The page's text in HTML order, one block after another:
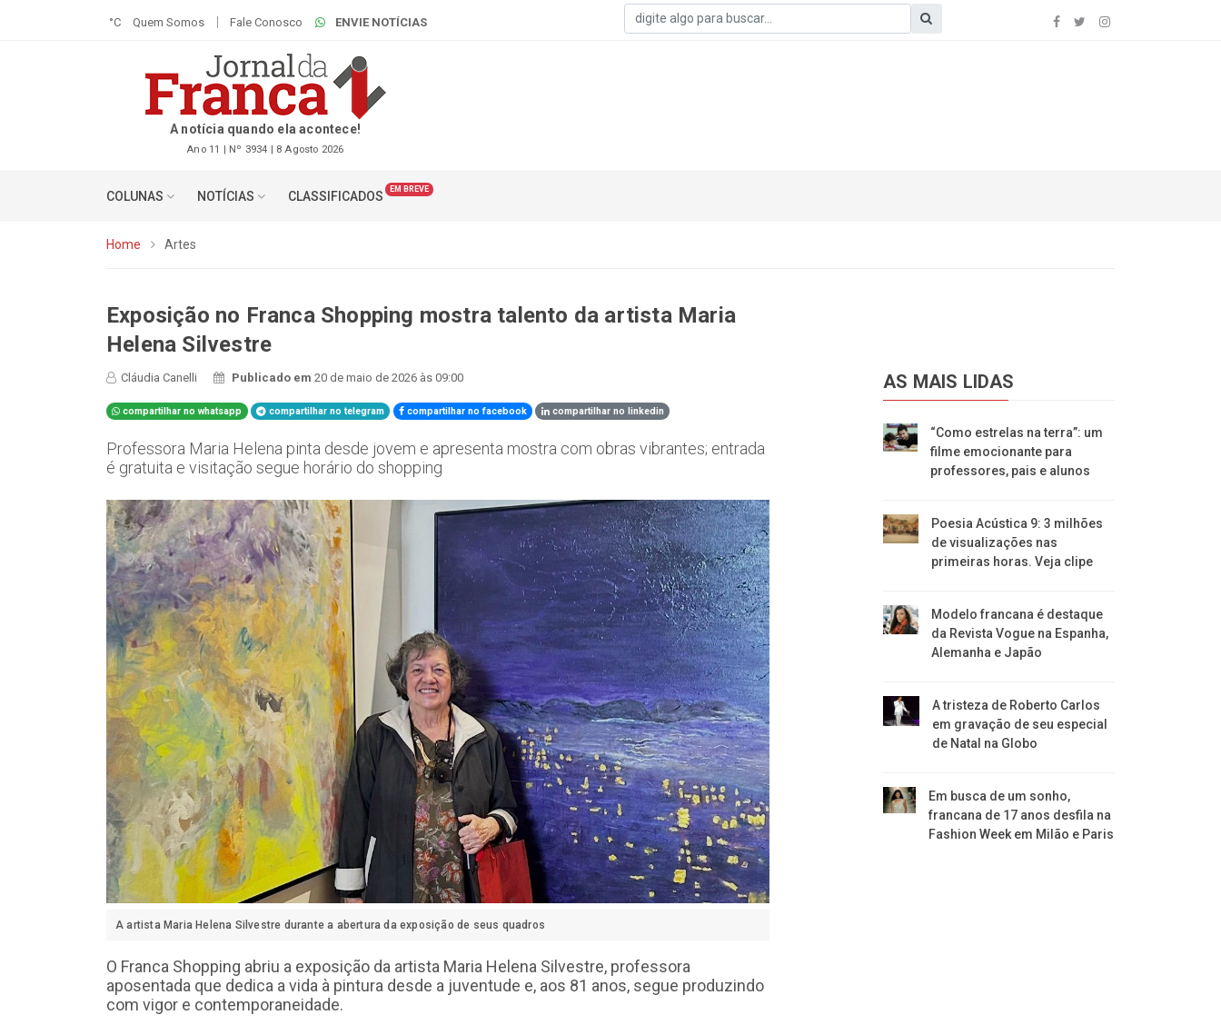
°C Quem Somos Fale Conosco ENVIE NOTÍCIAS
A notícia quando ela acontece!
Ano 11 | Nº 3934 | 8 Agosto 2026
COLUNAS NOTÍCIAS CLASSIFICADOS EM BREVE
Home Artes
Exposição no Franca Shopping mostra talento da artista Maria
Helena Silvestre
Cláudia Canelli Publicado em20 de maio de 2026 às 09:00
compartilhar no whatsapp compartilhar no telegram compartilhar no facebook compartilhar no linkedin
Professora Maria Helena pinta desde jovem e apresenta mostra com obras vibrantes; entrada
é gratuita e visitação segue horário do shopping
A artista Maria Helena Silvestre durante a abertura da exposição de seus quadros
O Franca Shopping abriu a exposição da artista Maria Helena Silvestre, professora
aposentada que dedica a vida à pintura desde a juventude e, aos 81 anos, segue produzindo
com vigor e contemporaneidade.
AS MAIS LIDAS
“Como estrelas na terra”: um
filme emocionante para
professores, pais e alunos
Poesia Acústica 9: 3 milhões
de visualizações nas
primeiras horas. Veja clipe
Modelo francana é destaque
da Revista Vogue na Espanha,
Alemanha e Japão
A tristeza de Roberto Carlos
em gravação de seu especial
de Natal na Globo
Em busca de um sonho,
francana de 17 anos desfila na
Fashion Week em Milão e Paris